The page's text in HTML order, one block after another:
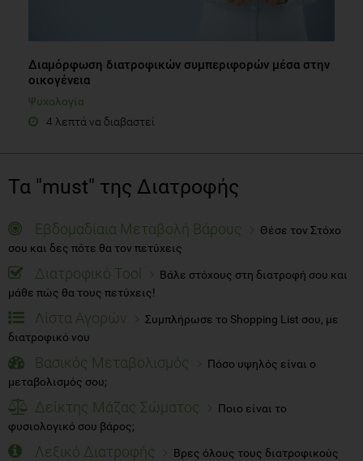
Διαμόρφωση διατροφικών συμπεριφορών μέσα στην
οικογένεια
Ψυχολογία
4 λεπτά να διαβαστεί
Τα "must" της Διατροφής
Εβδομαδίαια Μεταβολή Βάρους
Θέσε τον Στόχο
σου και δες πότε θα τον πετύχεις
Διατροφικό Tool
Βάλε στόχους στη διατροφή σου και
μάθε πώς θα τους πετύχεις!
Λίστα Αγορών
Συμπλήρωσε το Shopping List σου, με
διατροφικό νου
Βασικός Μεταβολισμός
Πόσο υψηλός είναι ο
μεταβολισμός σου;
Δείκτης Μάζας Σώματος
Ποιο είναι το
φυσιολογικό σου βάρος;
Λεξικό Διατροφής
Βρες όλους τους διατροφικούς